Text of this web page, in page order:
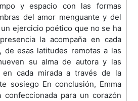
y espacio con las formas
del amor menguante y del
ejercicio poético que no se ha
la acompaña en cada
de esas latitudes remotas a las
su alma de autora y las
en cada mirada a través de la
sosiego En conclusión, Emma
confeccionada para un corazón